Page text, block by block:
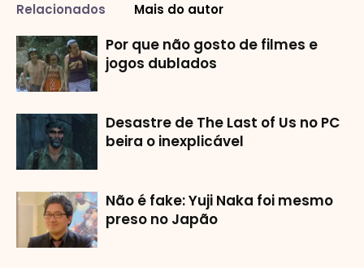
Relacionados Mais do autor
Por que não gosto de filmes e
jogos dublados
Desastre de The Last of Us no PC
beira o inexplicável
Não é fake: Yuji Naka foi mesmo
preso no Japão